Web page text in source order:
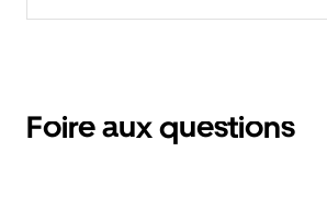
Foire aux questions